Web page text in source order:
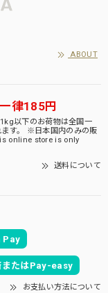
ABOUT
律185円
以下のお荷物は全国一
す。 ※日本国内のみの販
online store is only
送料について
Pay
またはPay-easy
お支払い方法について